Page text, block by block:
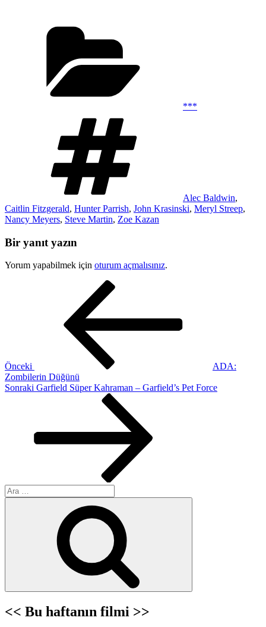
***
Alec Baldwin,
Caitlin Fitzgerald, Hunter Parrish, John Krasinski, Meryl Streep,
Nancy Meyers, Steve Martin, Zoe Kazan
Bir yanıt yazın
Yorum yapabilmek için oturum açmalısınız.
Önceki
ADA:
Zombilerin Düğünü
Sonraki
Sonraki Garfield Süper Kahraman – Garfield’s Pet Force
Ara:
<< Bu haftanın filmi >>